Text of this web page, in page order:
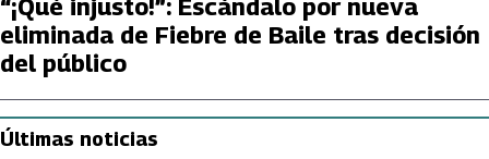
“¡Qué injusto!”: Escándalo por nueva
eliminada de Fiebre de Baile tras decisión
del público
Últimas noticias